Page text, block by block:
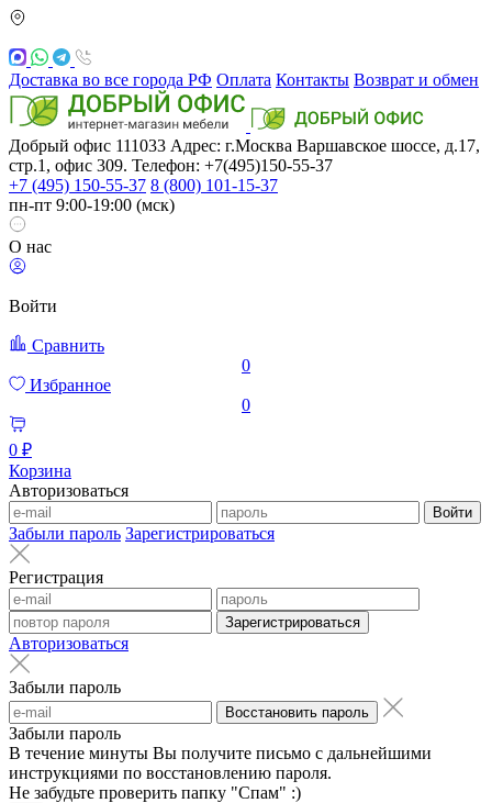
Доставка во все города РФ Оплата Контакты Возврат и обмен
Добрый офис 111033 Адрес: г.Москва Варшавское шоссе, д.17,
стр.1, офис 309. Телефон: +7(495)150-55-37
+7 (495) 150-55-37 8 (800) 101-15-37
пн-пт 9:00-19:00 (мск)
О нас
Войти
Сравнить
0
Избранное
0
0 ₽
Корзина
Авторизоваться
Войти
Забыли пароль Зарегистрироваться
Регистрация
Зарегистрироваться
Авторизоваться
Забыли пароль
Восстановить пароль
Забыли пароль
В течение минуты Вы получите письмо с дальнейшими
инструкциями по восстановлению пароля.
Не забудьте проверить папку "Спам" :)